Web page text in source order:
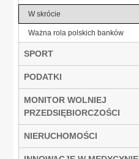
W skrócie
Ważna rola polskich banków
SPORT
PODATKI
MONITOR WOLNIEJ
PRZEDSIĘBIORCZOŚCI
NIERUCHOMOŚCI